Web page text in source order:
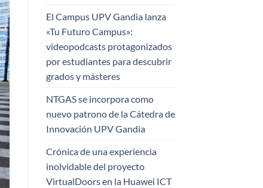
El Campus UPV Gandia lanza
«Tu Futuro Campus»:
videopodcasts protagonizados
por estudiantes para descubrir
grados y másteres
NTGAS se incorpora como
nuevo patrono de la Cátedra de
Innovación UPV Gandia
Crónica de una experiencia
inolvidable del proyecto
VirtualDoors en la Huawei ICT